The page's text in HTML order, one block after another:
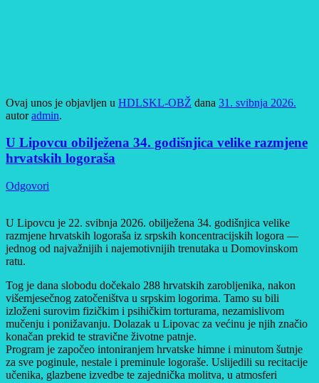
Ovaj unos je objavljen u HDLSKL-OBŽ dana 31. svibnja 2026.
autoradmin.
U Lipovcu obilježena 34. godišnjica velike razmjene
hrvatskih logoraša
Odgovori
U Lipovcu je 22. svibnja 2026. obilježena 34. godišnjica velike
razmjene hrvatskih logoraša iz srpskih koncentracijskih logora —
jednog od najvažnijih i najemotivnijih trenutaka u Domovinskom
ratu.
Tog je dana slobodu dočekalo 288 hrvatskih zarobljenika, nakon
višemjesečnog zatočeništva u srpskim logorima. Tamo su bili
izloženi surovim fizičkim i psihičkim torturama, nezamislivom
mučenju i ponižavanju. Dolazak u Lipovac za većinu je njih značio
konačan prekid te stravične životne patnje.
Program je započeo intoniranjem hrvatske himne i minutom šutnje
za sve poginule, nestale i preminule logoraše. Uslijedili su recitacije
učenika, glazbene izvedbe te zajednička molitva, u atmosferi